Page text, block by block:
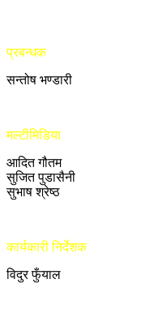
प्रबन्धक
सन्तोष भण्डारी
मल्टीमिडिया
आदित गौतम
सुजित पुडासैनी
सुभाष श्रेष्ठ
कार्यकारी निर्देशक
विदुर फुँयाल